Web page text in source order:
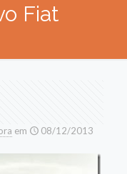
Fiat
em 08/12/2013